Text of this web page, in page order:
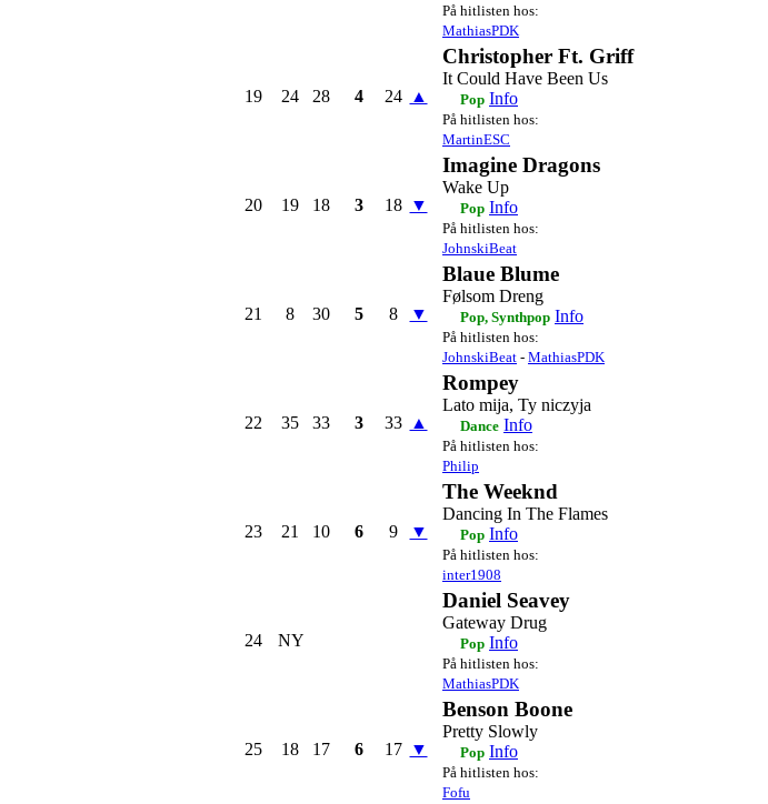
På hitlisten hos:
MathiasPDK
19 24 28 4 24 ▲
Christopher Ft. Griff
It Could Have Been Us
Pop Info
På hitlisten hos:
MartinESC
20 19 18 3 18 ▼
Imagine Dragons
Wake Up
Pop Info
På hitlisten hos:
JohnskiBeat
21 8 30 5 8 ▼
Blaue Blume
Følsom Dreng
Pop, Synthpop Info
På hitlisten hos:
JohnskiBeat - MathiasPDK
22 35 33 3 33 ▲
Rompey
Lato mija, Ty niczyja
Dance Info
På hitlisten hos:
Philip
23 21 10 6 9 ▼
The Weeknd
Dancing In The Flames
Pop Info
På hitlisten hos:
inter1908
24 NY
Daniel Seavey
Gateway Drug
Pop Info
På hitlisten hos:
MathiasPDK
25 18 17 6 17 ▼
Benson Boone
Pretty Slowly
Pop Info
På hitlisten hos:
Fofu